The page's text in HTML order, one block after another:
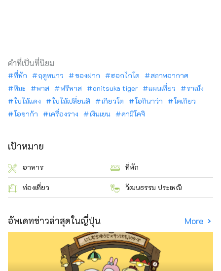
คำที่เป็นที่นิยม
ที่พัก ฤดูหนาว ของฝาก ฮอกไกโด
สภาพอากาศ
หิมะ
พาส ฟรีพาส onitsuka tiger แผนเที่ยว
ราเม็ง
ใบไม้แดง
ใบไม้เปลี่ยนสี เกียวโต โอกินาว่า
โตเกียว
โอซาก้า
เครื่องราง เงินเยน คามิโคจิ
เป้าหมาย
อาหาร ที่พัก
ท่องเที่ยว วัฒนธรรม ประเพณี
อัพเดทข่าวล่าสุดในญี่ปุ่น More